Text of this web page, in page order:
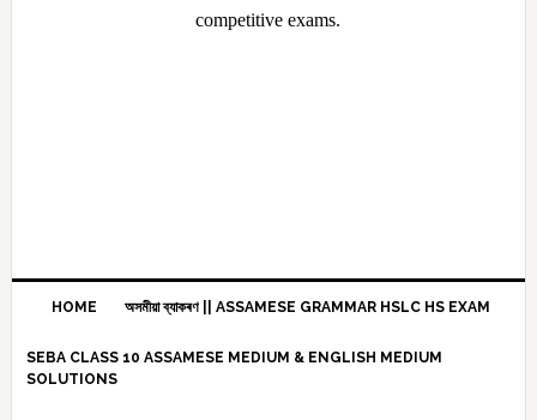
competitive exams.
HOME অসমীয়া ব্যাকৰণ || ASSAMESE GRAMMAR HSLC HS EXAM
SEBA CLASS 10 ASSAMESE MEDIUM & ENGLISH MEDIUM
SOLUTIONS